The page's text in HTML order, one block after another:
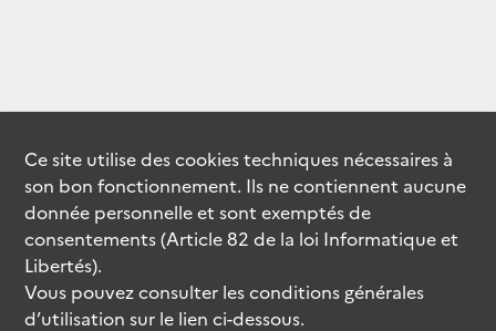
Ce site utilise descookiestechniques nécessaires à
son bon fonctionnement. Ils ne contiennent aucune
donnée personnelle et sont exemptés de
consentements (Article 82 de la loi Informatique et
Libertés).
Vous pouvez consulter les conditions générales
d’utilisation sur le lien ci-dessous.